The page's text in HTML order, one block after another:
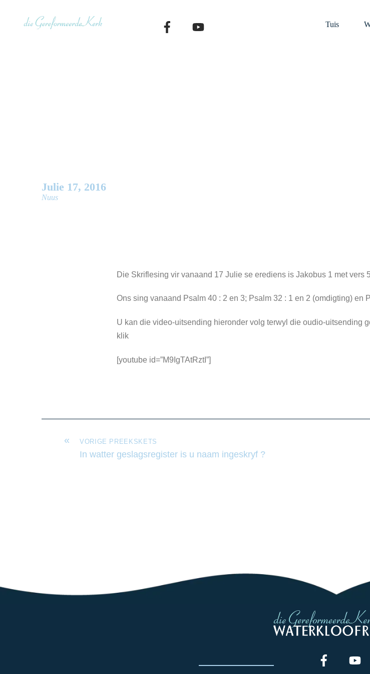
Tuis
Julie 17, 2016
Nuus
Die Skriflesing vir vanaand 17 Julie se erediens is Jakobus 1 met vers
Ons sing vanaand Psalm 40 : 2 en 3; Psalm 32 : 1 en 2 (omdigting) en
U kan die video-uitsending hieronder volg terwyl die oudio-uitsending
klik
[youtube id=”M9IgTAtRztI”]
« VORIGE PREEKSKETS
In watter geslagsregister is u naam ingeskryf ?